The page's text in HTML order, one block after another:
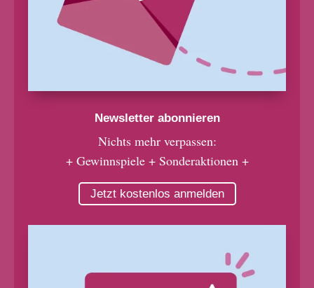
Newsletter abonnieren
Nichts mehr verpassen:
+ Gewinnspiele + Sonderaktionen +
Jetzt kostenlos anmelden